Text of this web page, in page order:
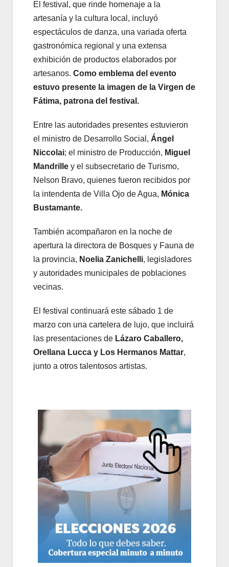
El festival, que rinde homenaje a la
artesanía y la cultura local, incluyó
espectáculos de danza, una variada oferta
gastronómica regional y una extensa
exhibición de productos elaborados por
artesanos. Como emblema del evento
estuvo presente la imagen de la Virgen de
Fátima, patrona del festival.
Entre las autoridades presentes estuvieron
el ministro de Desarrollo Social, Ángel
Niccolai; el ministro de Producción, Miguel
Mandrille y el subsecretario de Turismo,
Nelson Bravo, quienes fueron recibidos por
la intendenta de Villa Ojo de Agua, Mónica
Bustamante.
También acompañaron en la noche de
apertura la directora de Bosques y Fauna de
la provincia, Noelia Zanichelli, legisladores
y autoridades municipales de poblaciones
vecinas.
El festival continuará este sábado 1 de
marzo con una cartelera de lujo, que incluirá
las presentaciones de Lázaro Caballero,
Orellana Lucca y Los Hermanos Mattar,
junto a otros talentosos artistas.